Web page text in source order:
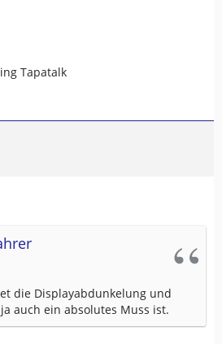
Tapatalk
die Displayabdunkelung und
auch ein absolutes Muss ist.